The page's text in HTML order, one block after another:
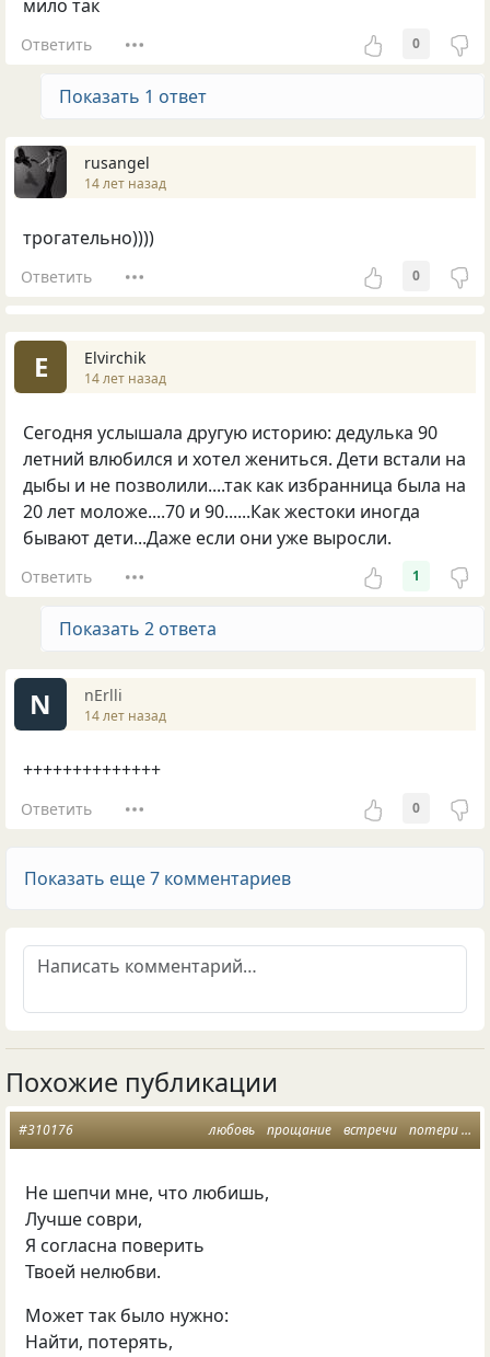
мило так
Ответить 0
Показать 1 ответ
rusangel
14 лет назад
трогательно))))
Ответить 0
E Elvirchik
14 лет назад
Cегодня услышала другую историю: дедулька 90
летний влюбился и хотел жениться. Дети встали на
дыбы и не позволили....так как избранница была на
20 лет моложе....70 и 90......Как жестоки иногда
бывают дети...Даже если они уже выросли.
Ответить 1
Показать 2 ответа
N nErlli
14 лет назад
++++++++++++++
Ответить 0
Показать еще 7 комментариев
Похожие публикации
любовь прощание встречи потери
#310176
Не шепчи мне, что любишь,
Лучше соври,
Я согласна поверить
Твоей нелюбви.
Может так было нужно:
Найти, потерять,